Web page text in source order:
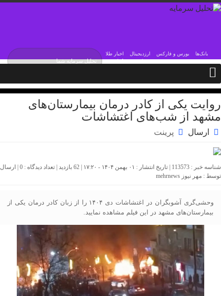
اخبار طلا ارزدیجیتال بورس و فارکس بانک‌ها
دوشنبه / ۱۹ مرداد / ۱۴۰۵
روایت یکی از کادر درمان بیمارستان‌های
مشهد از شب‌های اغتشاشات
ارسال پرینت
شناسه خبر : 113573 | تاریخ انتشار : ۰۱ بهمن ۱۴۰۴ - ۱۷:۲۰ | 62 بازدید | تعداد دیدگاه : 0 | ارسال
توسط : مهر نیوز mehrnews
وحشی‌گری آشوبگران در اغتشاشات دی ۱۴۰۴ را از زبان کادر درمان یکی از
بیمارستان‌های مشهد در این فیلم مشاهده نمایید.